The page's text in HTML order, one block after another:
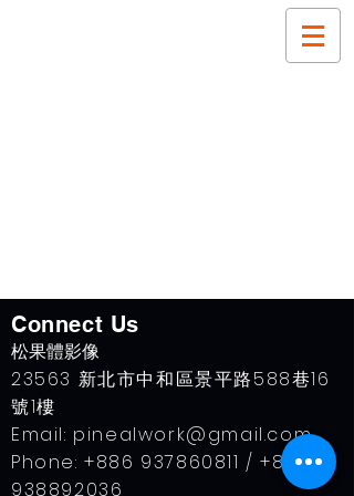
Connect Us
​松果體影像
23563 新北市中和區景平路588巷16
號1樓
Email: pinealwork@gmail.com
Phone:+886 937860811 /+886
938892036